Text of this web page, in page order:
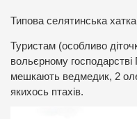
Типова селятинська
Туристам (особливо
вольєрному господарстві
мешкають ведмедик, 2
якихось птахів.